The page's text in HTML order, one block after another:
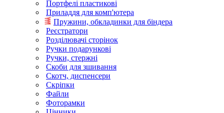
Портфелі пластикові
Приладдя для комп'ютера
Пружини, обкладинки для біндера
Реєстратори
Розділювачі сторінок
Ручки подарункові
Ручки, стержні
Скоби для зшивання
Скотч, диспенсери
Скріпки
Файли
Фоторамки